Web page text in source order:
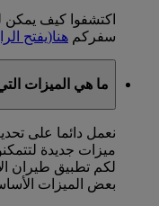
اكتشفوا كيف يمكن
سفركم هنا(يفتح
ما هي الميزات
نعمل دائما على
ميزات جديدة
لكم تطبيق طيران
بعض الميزات